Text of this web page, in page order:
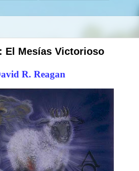
El Mesías Victorioso
R. Reagan